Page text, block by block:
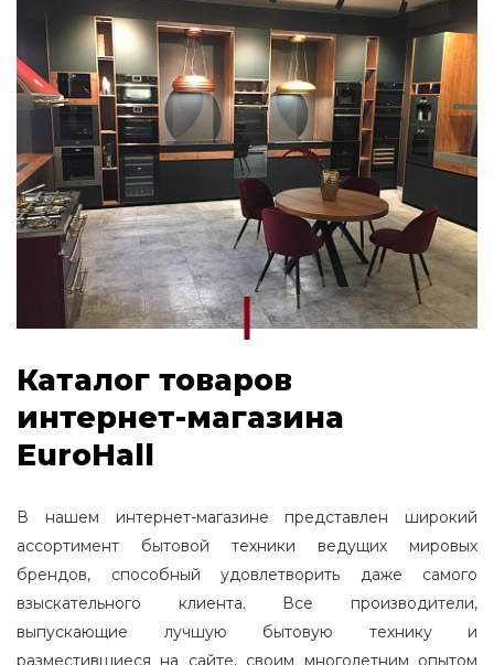
Каталог товаров
интернет-магазина
EuroHall
В нашем интернет-магазине представлен широкий
ассортимент бытовой техники ведущих мировых
брендов, способный удовлетворить даже самого
взыскательного клиента. Все производители,
выпускающие лучшую бытовую технику и